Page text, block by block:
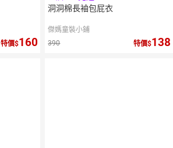
特價 160
洞洞棉長袖包屁衣
傑媽童裝小鋪
390
特價 138